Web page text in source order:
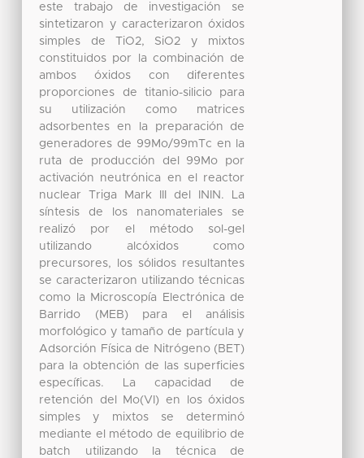
este trabajo de investigación se
sintetizaron y caracterizaron óxidos
simples de TiO2, SiO2 y mixtos
constituidos por la combinación de
ambos óxidos con diferentes
proporciones de titanio-silicio para
su utilización como matrices
adsorbentes en la preparación de
generadores de 99Mo/99mTc en la
ruta de producción del 99Mo por
activación neutrónica en el reactor
nuclear Triga Mark III del ININ. La
síntesis de los nanomateriales se
realizó por el método sol-gel
utilizando alcóxidos como
precursores, los sólidos resultantes
se caracterizaron utilizando técnicas
como la Microscopía Electrónica de
Barrido (MEB) para el análisis
morfológico y tamaño de partícula y
Adsorción Física de Nitrógeno (BET)
para la obtención de las superficies
específicas. La capacidad de
retención del Mo(VI) en los óxidos
simples y mixtos se determinó
mediante el método de equilibrio de
batch utilizando la técnica de